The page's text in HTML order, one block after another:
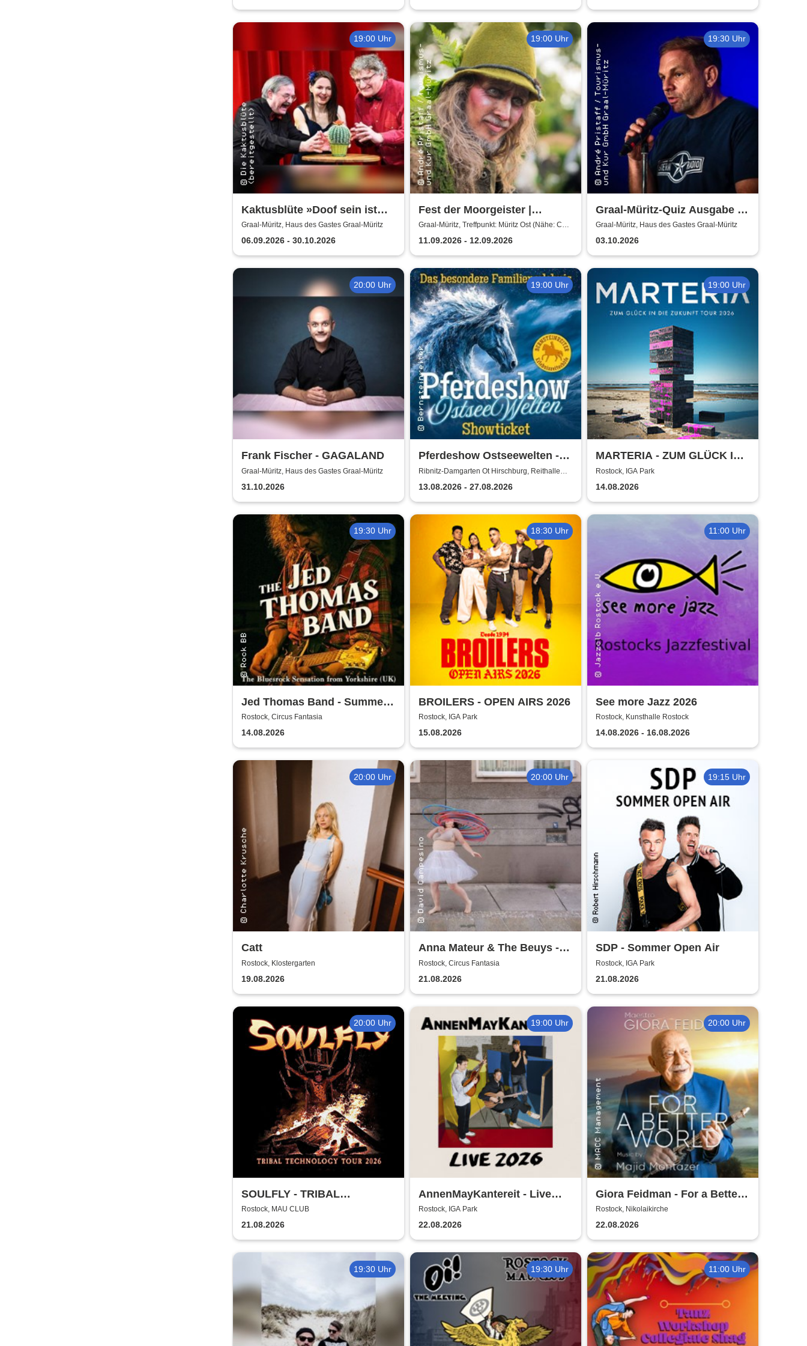
19:00 Uhr
Kaktusblüte »Doof sein ist
schön«
Graal-Müritz, Haus des Gastes Graal-Müritz
06.09.2026 - 30.10.2026
19:00 Uhr
Fest der Moorgeister |
Abendwanderung
Graal-Müritz, Treffpunkt: Müritz Ost (Nähe: Café
Witt)
11.09.2026 - 12.09.2026
19:30 Uhr
Graal-Müritz-Quiz Ausgabe #
8 | Moderation: Dominik
Bartels
Graal-Müritz, Haus des Gastes Graal-Müritz
03.10.2026
20:00 Uhr
Frank Fischer - GAGALAND
Graal-Müritz, Haus des Gastes Graal-Müritz
31.10.2026
19:00 Uhr
Pferdeshow Ostseewelten -
Reithalle Hirschburg
Ribnitz-Damgarten Ot Hirschburg, Reithalle
13.08.2026 - 27.08.2026
19:00 Uhr
MARTERIA - ZUM GLÜCK IN
DIE ZUKUNFT TOUR 2026
Rostock, IGA Park
14.08.2026
19:30 Uhr
Jed Thomas Band - Summer
Tour 2026
Rostock, Circus Fantasia
14.08.2026
18:30 Uhr
BROILERS - OPEN AIRS 2026
Rostock, IGA Park
15.08.2026
11:00 Uhr
See more Jazz 2026
Rostock, Kunsthalle Rostock
14.08.2026 - 16.08.2026
20:00 Uhr
Catt
Rostock, Klostergarten
19.08.2026
20:00 Uhr
Anna Mateur & The Beuys -
Kaoshüter
Rostock, Circus Fantasia
21.08.2026
19:15 Uhr
SDP - Sommer Open Air
Rostock, IGA Park
21.08.2026
20:00 Uhr
SOULFLY - TRIBAL
TECHNOLOGY TOUR 2026
Rostock, MAU CLUB
21.08.2026
19:00 Uhr
AnnenMayKantereit - Live
2026
Rostock, IGA Park
22.08.2026
20:00 Uhr
Giora Feidman - For a Better
World
Rostock, Nikolaikirche
22.08.2026
19:30 Uhr 19:30 Uhr 11:00 Uhr